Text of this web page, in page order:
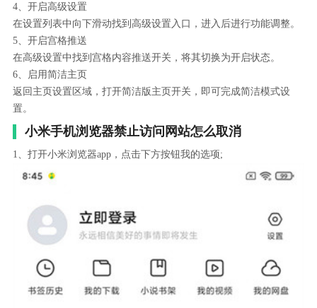
4、开启高级设置
在设置列表中向下滑动找到高级设置入口，进入后进行功能调整。
5、开启宫格推送
在高级设置中找到宫格内容推送开关，将其切换为开启状态。
6、启用简洁主页
返回主页设置区域，打开简洁版主页开关，即可完成简洁模式设
置。
小米手机浏览器禁止访问网站怎么取消
1、打开小米浏览器app，点击下方按钮我的选项;